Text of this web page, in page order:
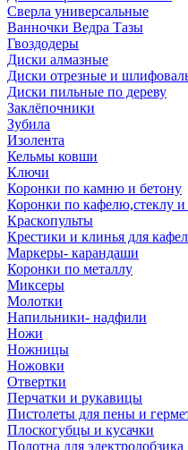
Сверла универсальные
Ванночки Ведра Тазы
Гвоздодеры
Диски алмазные
Диски отрезные и
Диски пильные по дереву
Заклёпочники
Зубила
Изолента
Кельмы ковши
Ключи
Коронки по камню и бетону
Коронки по кафелю,стеклу и
Краскопульты
Крестики и клинья для
Маркеры- карандаши
Коронки по металлу
Миксеры
Молотки
Напильники- надфили
Ножи
Ножницы
Ножовки
Отвертки
Перчатки и рукавицы
Пистолеты для пены и
Плоскогубцы и кусачки
Полотна для электролобзика